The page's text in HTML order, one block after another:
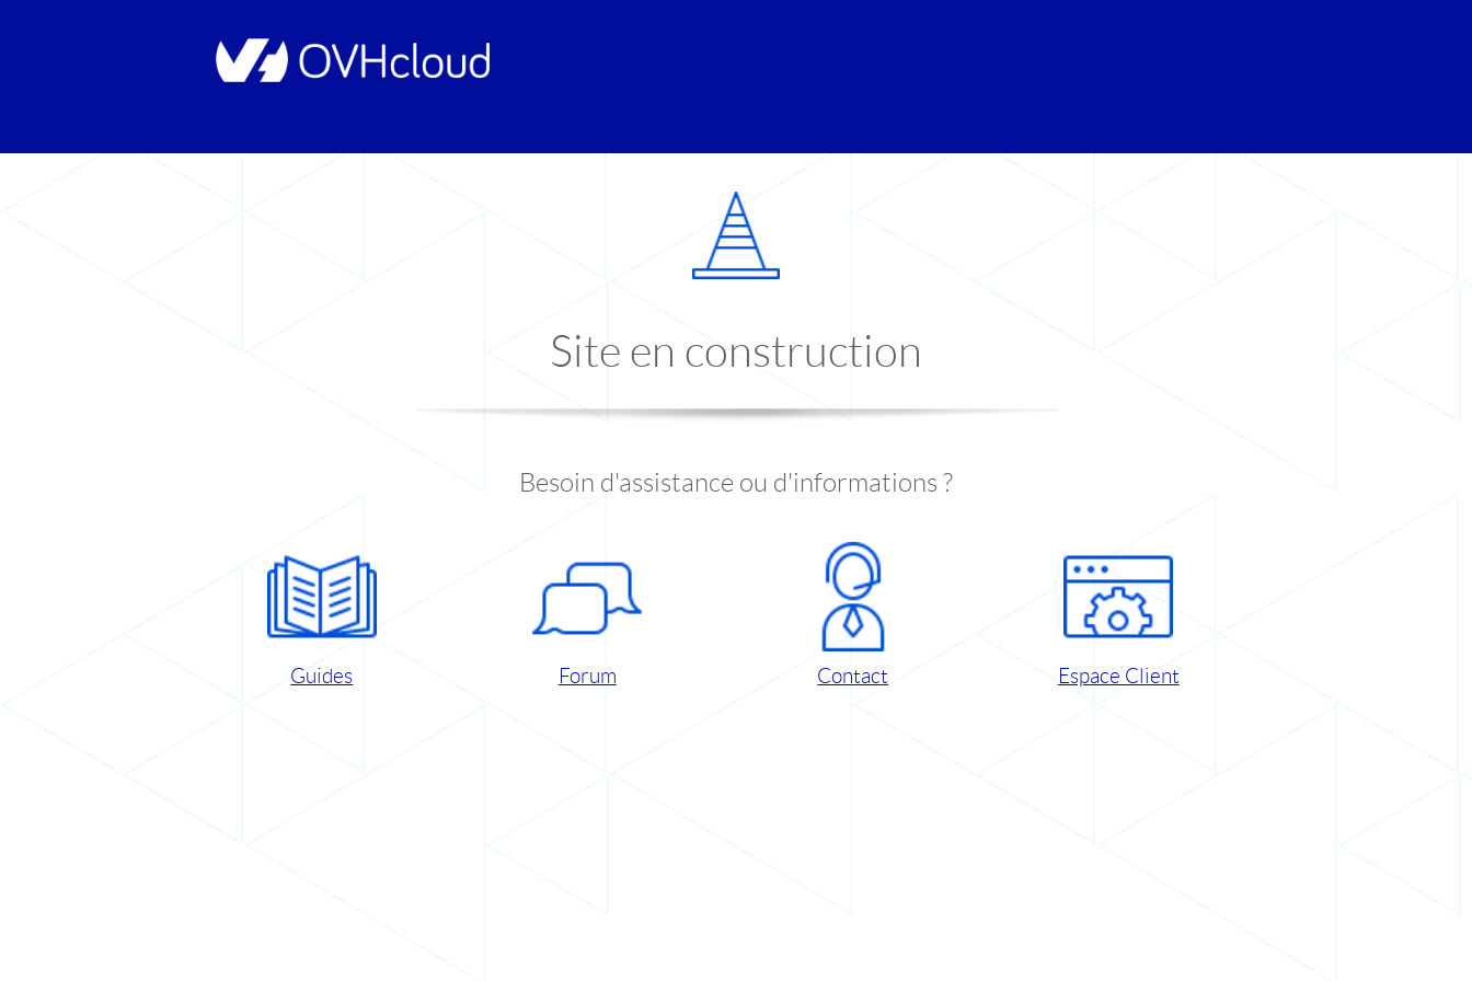
Site en construction
Besoin d'assistance ou d'informations ?
Guides Forum Contact Espace Client